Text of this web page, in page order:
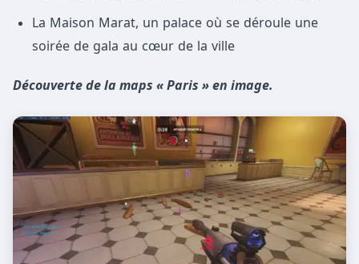
La Maison Marat, un palace où se déroule une
soirée de gala au cœur de la ville
Découverte de la maps « Paris » en image.